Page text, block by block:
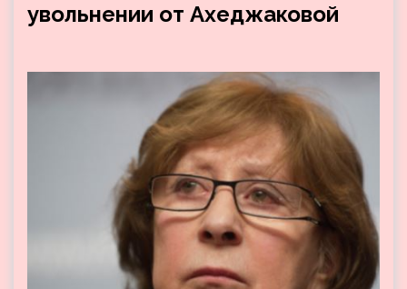
увольнении от Ахеджаковой